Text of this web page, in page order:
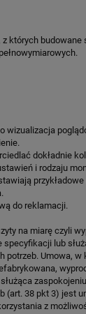
z których budowane
wizualizacja
dokładnie
i rodzaju
do reklamacji.
na miarę czyli
specyfikacji lub
potrzeb. Umowa, w
(art. 38 pkt 3) jest
z